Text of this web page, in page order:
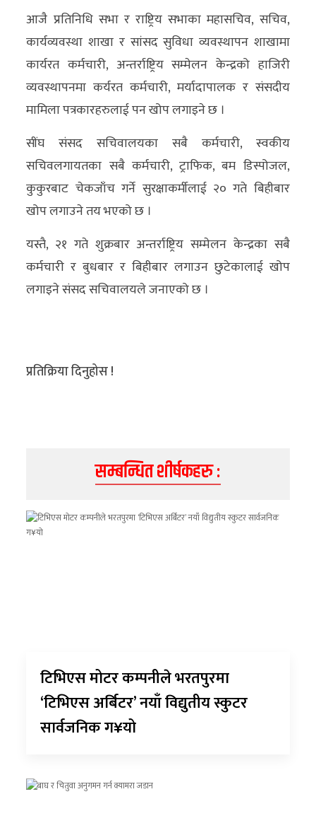
अन्य
क्लिक
खबर
विशेष
राशिफल
फोटो
ग्यालरी
आजै प्रतिनिधि सभा र राष्ट्रिय सभाका महासचिव, सचिव,
कार्यव्यवस्था शाखा र सांसद सुविधा व्यवस्थापन शाखामा
कार्यरत कर्मचारी, अन्तर्राष्ट्रिय सम्मेलन केन्द्रको हाजिरी
व्यवस्थापनमा कर्यरत कर्मचारी, मर्यादापालक र संसदीय
मामिला पत्रकारहरुलाई पन खोप लगाइने छ ।
सींघ संसद सचिवालयका सबै कर्मचारी, स्वकीय
सचिवलगायतका सबै कर्मचारी, ट्राफिक, बम डिस्पोजल,
कुकुरबाट चेकजाँच गर्ने सुरक्षाकर्मीलाई २० गते बिहीबार
खोप लगाउने तय भएको छ ।
यस्तै, २१ गते शुक्रबार अन्तर्राष्ट्रिय सम्मेलन केन्द्रका सबै
कर्मचारी र बुधबार र बिहीबार लगाउन छुटेकालाई खोप
लगाइने संसद सचिवालयले जनाएको छ ।
प्रतिक्रिया दिनुहोस !
सम्बन्धित शीर्षकहरु :
टिभिएस मोटर कम्पनीले भरतपुरमा
‘टिभिएस अर्बिटर’ नयाँ विद्युतीय स्कुटर
सार्वजनिक ग¥यो